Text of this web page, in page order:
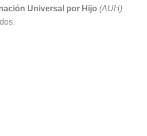
Universal por Hijo (AUH)